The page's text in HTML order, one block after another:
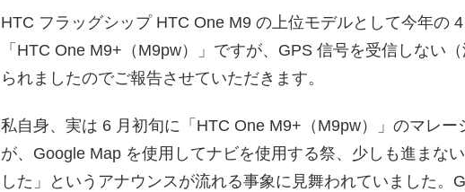
HTC フラッグシップ HTC One M9 の上位モデルとして今年の
「HTC One M9+（M9pw）」ですが、GPS 信号を受信しない
られましたのでご報告させていただきます。
私自身、実は 6 月初旬に「HTC One M9+（M9pw）」のマレ
が、Google Map を使用してナビを使用する祭、少しも進まな
した」というアナウンスが流れる事象に見舞われていました。